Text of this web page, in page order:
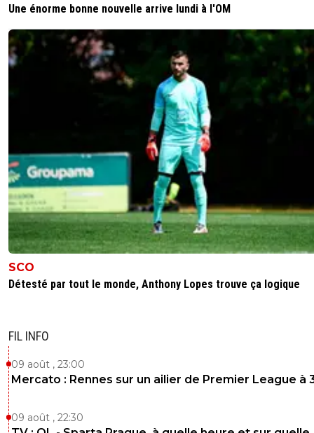
Une énorme bonne nouvelle arrive lundi à l'OM
SCO
Détesté par tout le monde, Anthony Lopes trouve ça logique
FIL INFO
09 août , 23:00
Mercato : Rennes sur un ailier de Premier League à
09 août , 22:30